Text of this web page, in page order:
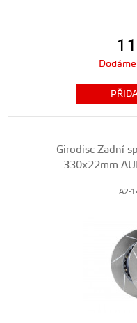
Girodisc Zadní
330x22mm
A2-